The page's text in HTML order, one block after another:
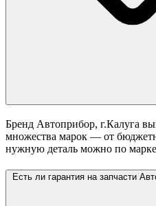
Бренд Автоприбор, г.Калуга
множества марок — от
нужную деталь можно по
Есть ли гарантия на запчасти